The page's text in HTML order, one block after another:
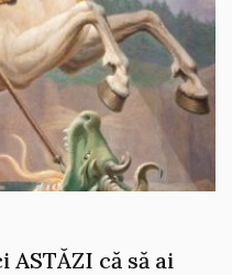
ASTĂZI că să ai